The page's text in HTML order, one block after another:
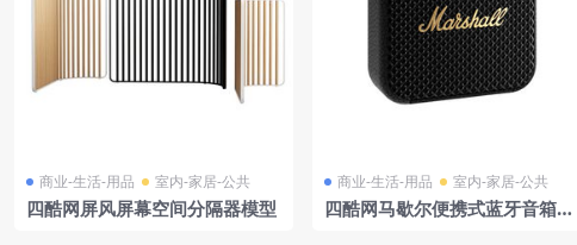
商业-生活-用品 室内-家居-公共
四酷网屏风屏幕空间分隔器模型
商业-生活-用品 室内-家居-公共
四酷网马歇尔便携式蓝牙音箱3